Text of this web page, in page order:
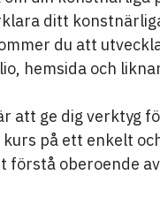
ditt
du att
hemsida och
att ge dig verktyg
kurs på ett enkelt
förstå oberoende